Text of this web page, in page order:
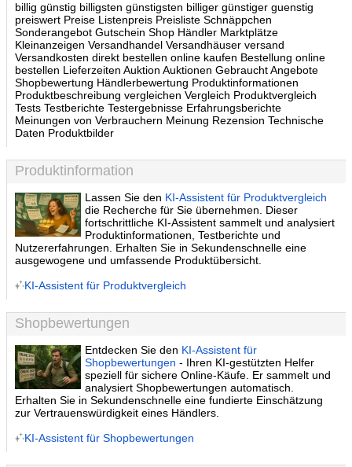
billig günstig billigsten günstigsten billiger günstiger guenstig
preiswert Preise Listenpreis Preisliste Schnäppchen
Sonderangebot Gutschein Shop Händler Marktplätze
Kleinanzeigen Versandhandel Versandhäuser versand
Versandkosten direkt bestellen online kaufen Bestellung online
bestellen Lieferzeiten Auktion Auktionen Gebraucht Angebote
Shopbewertung Händlerbewertung Produktinformationen
Produktbeschreibung vergleichen Vergleich Produktvergleich
Tests Testberichte Testergebnisse Erfahrungsberichte
Meinungen von Verbrauchern Meinung Rezension Technische
Daten Produktbilder
Produktinformation
Lassen Sie den KI-Assistent für Produktvergleich
die Recherche für Sie übernehmen. Dieser
fortschrittliche KI-Assistent sammelt und analysiert
Produktinformationen, Testberichte und
Nutzererfahrungen. Erhalten Sie in Sekundenschnelle eine
ausgewogene und umfassende Produktübersicht.
KI-Assistent für Produktvergleich
Shopbewertungen
Entdecken Sie den KI-Assistent für
Shopbewertungen - Ihren KI-gestützten Helfer
speziell für sichere Online-Käufe. Er sammelt und
analysiert Shopbewertungen automatisch.
Erhalten Sie in Sekundenschnelle eine fundierte Einschätzung
zur Vertrauenswürdigkeit eines Händlers.
KI-Assistent für Shopbewertungen